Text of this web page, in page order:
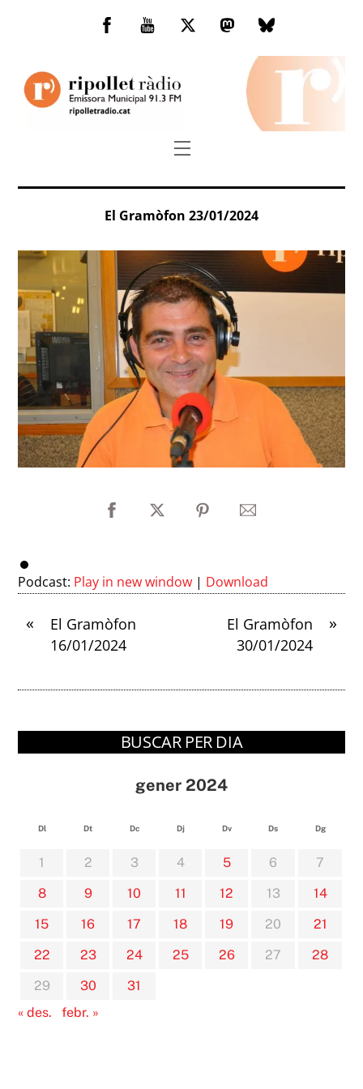
Facebook
You
TwitterMastodonBluesky
Menu
El Gramòfon 23/01/2024
Podcast: Play in new window | Download
«
El Gramòfon
16/01/2024
»
El Gramòfon
30/01/2024
BUSCAR PER DIA
gener 2024
Dl Dt Dc Dj Dv Ds Dg
1 2 3 4 5 6
7
8
9 10 11 12 13
14
15
16 17 18 19 20
21
22
23 24 25 26 27
28
29
30
31
« des.
febr. »